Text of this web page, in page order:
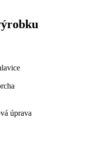
úprava